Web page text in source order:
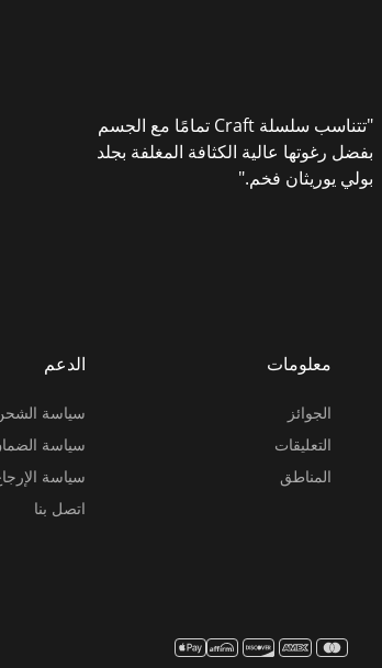
"تتناسب سلسلة Craft تمامًا مع الجسم
بفضل رغوتها عالية الكثافة المغلفة بجلد
بولي يوريثان فخم."
معلومات
الجوائز
التعليقات
المناطق
الدعم
سياسة
سياسة
سياسة
اتصل بنا